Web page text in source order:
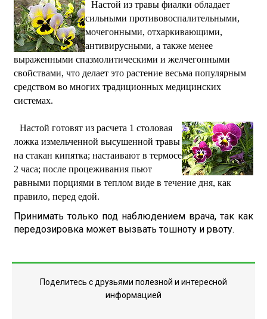
Настой из травы фиалки обладает
сильными противовоспалительными,
мочегонными, отхаркивающими,
антивирусными, а также менее
выраженными спазмолитическими и желчегонными
свойствами, что делает это растение весьма популярным
средством во многих традиционных медицинских
системах.
Настой готовят из расчета 1 столовая
ложка измельченной высушенной травы
на стакан кипятка; настаивают в термосе
2 часа; после процеживания пьют
равными порциями в теплом виде в течение дня, как
правило, перед едой.
Принимать только под наблюдением врача, так как
передозировка может вызвать тошноту и рвоту.
Поделитесь с друзьями полезной и интересной
информацией